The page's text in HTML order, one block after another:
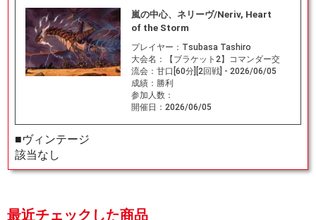
嵐の中心、ネリーヴ/Neriv, Heart
of the Storm
プレイヤー： Tsubasa Tashiro
大会名：
【ブラケット2】コマンダー交
流会：甘口[60分][2回戦] - 2026/06/05
成績： 勝利
参加人数：
開催日： 2026/06/05
■ヴィンテージ
該当なし
最近チェックした商品